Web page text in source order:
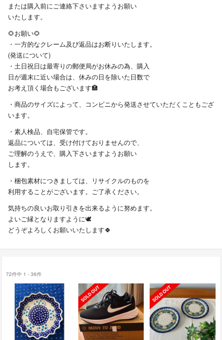
または購入前にご連絡下さいますようお願い
いたします。
🌻お願い🌻
・一方的なクレーム及び返品はお断りいたします。
(発送について)
・土日祝日は最寄りの郵便局がお休みの為、購入
日が週末に近い場合は、休みの日を除いた日数で
お考え頂く場合もございます🏣
・商品のサイズによって、コンビニから発送させていただくこともござ
います。
・素人検品、自宅保管です。
返品については、受け付けておりませんので、
ご理解のうえで、購入下さいますようお願い
します。
・梱包素材につきましては、リサイクルのものを
利用することがございます。ご了承ください。
気持ちの良いお取り引きを出来るように努めます。
よいご縁となりますように🕊️
どうぞよろしくお願いいたします🍀
72件中 1 - 36件